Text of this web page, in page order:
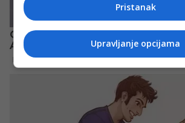
Pristanak
Upravljanje opcijama